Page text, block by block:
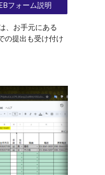
フォーム説明
、お手元にある
の提出も受け付け